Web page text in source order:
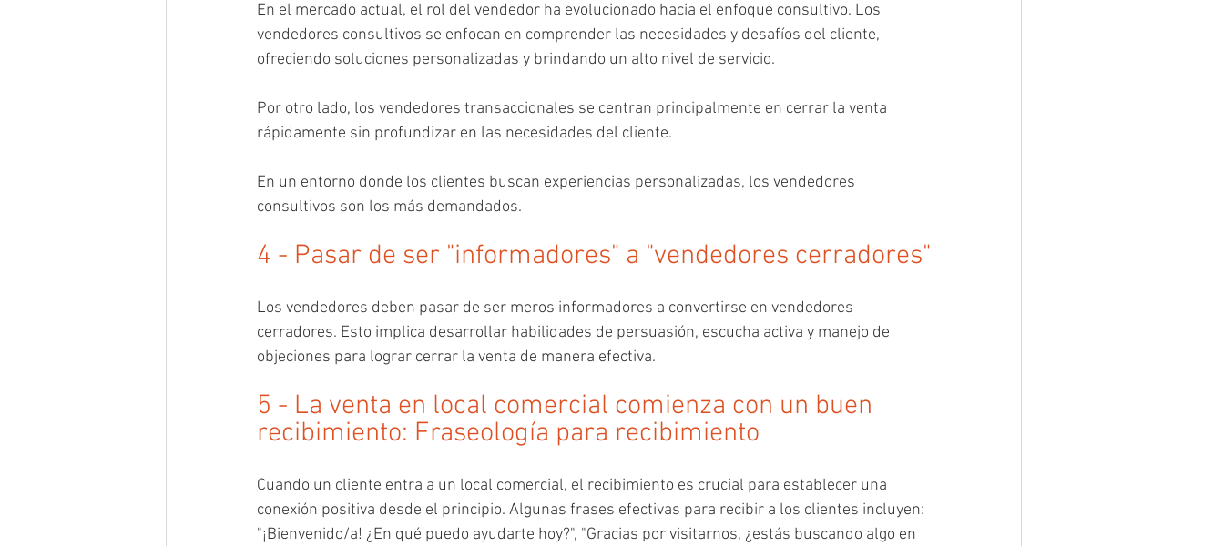
En el mercado actual, el rol del vendedor ha evolucionado hacia el enfoque consultivo. Los
vendedores consultivos se enfocan en comprender las necesidades y desafíos del cliente,
ofreciendo soluciones personalizadas y brindando un alto nivel de servicio.
Por otro lado, los vendedores transaccionales se centran principalmente en cerrar la venta
rápidamente sin profundizar en las necesidades del cliente.
En un entorno donde los clientes buscan experiencias personalizadas, los vendedores
consultivos son los más demandados.
4 - Pasar de ser "informadores" a "vendedores cerradores"
Los vendedores deben pasar de ser meros informadores a convertirse en vendedores
cerradores. Esto implica desarrollar habilidades de persuasión, escucha activa y manejo de
objeciones para lograr cerrar la venta de manera efectiva.
5 - La venta en local comercial comienza con un buen
recibimiento: Fraseología para recibimiento
Cuando un cliente entra a un local comercial, el recibimiento es crucial para establecer una
conexión positiva desde el principio. Algunas frases efectivas para recibir a los clientes incluyen:
"¡Bienvenido/a! ¿En qué puedo ayudarte hoy?", "Gracias por visitarnos, ¿estás buscando algo en